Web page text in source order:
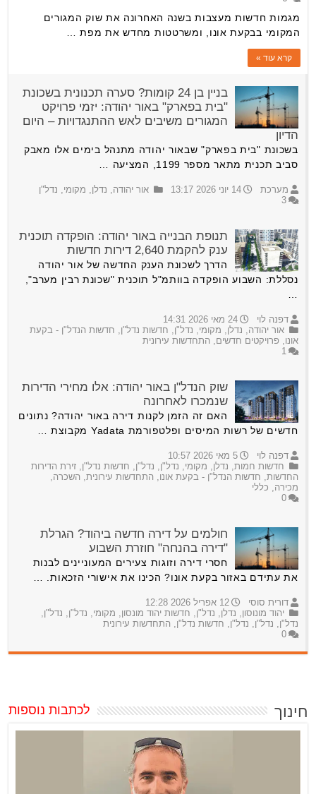
מגמות חדשות מעצבות בשנה האחרונה את שוק המגורים
המקומי בבקעת אונו, ומשרטטות מחדש את מפת …
קרא עוד »
בניין בן 24 קומות? סערה תכנונית בשכונת
"בית בפארק" באור יהודה: יזמי פרויקט
המגורים משיבים לאש ההתנגדויות – היום
הדיון
בשכונת "בית בפארק" שבאור יהודה מתנהל בימים אלו מאבק
סביב תכנית מתאר מספר 1199, המציעה …
מערכת 14 יוני 2026 13:17 אור יהודה, נדלן, מקומי, נדל"ן
3
תנופת הבנייה באור יהודה: הופקדה תוכנית
ענק להקמת 2,640 דירות חדשות
הדרך לשכונת הענק החדשה של אור יהודה
נסללת: השבוע הופקדה בוותמ"ל תוכנית "שכונת רבין מערב",
דפנה לוי
24 מאי 2026 14:31
אור יהודה, נדלן, מקומי, נדל"ן, חדשות נדל"ן, חדשות הנדל"ן - בקעת
אונו, פרויקטים חדשים, התחדשות עירונית
1
שוק הנדל"ן באור יהודה: אלו מחירי הדירות
שנמכרו לאחרונה
האם זה הזמן לקנות דירה באור יהודה? נתונים
חדשים של רשות המיסים ופלטפורמת Yadata מקבוצת …
דפנה לוי
5 מאי 2026 10:57
חדשות חמות, נדלן, מקומי, נדל"ן, נדל"ן, חדשות נדל"ן, זירת הדירות
החדשות, חדשות הנדל"ן - בקעת אונו, התחדשות עירונית, השכרה,
מכירה, כללי
0
חולמים על דירה חדשה ביהוד? הגרלת
"דירה בהנחה" חוזרת השבוע
חסרי דירה וזוגות צעירים המעוניינים לבנות
את עתידם באזור בקעת אונו? הכינו את אישורי הזכאות. …
דורית סוסי
12 אפריל 2026 12:28
יהוד מונוסון, נדלן, נדל"ן, חדשות יהוד מונסון, מקומי, נדל"ן, נדל"ן,
נדל"ן, נדל"ן, נדל"ן, חדשות נדל"ן, התחדשות עירונית
0
חינוך לכתבות נוספות